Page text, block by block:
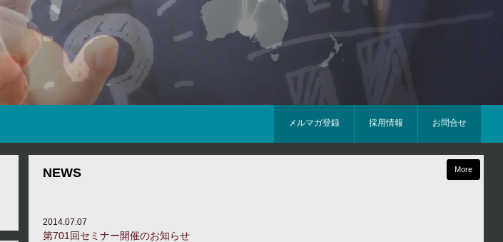
メルマガ登録 採用情報 お問合せ
NEWS More
2014.07.07
第701回セミナー開催のお知らせ